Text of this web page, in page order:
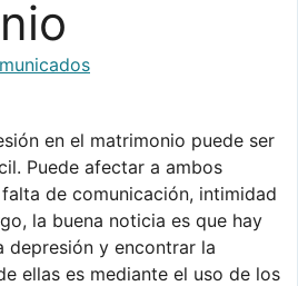
en el matrimonio puede ser
Puede afectar a ambos
de comunicación, intimidad
la buena noticia es que hay
depresión y encontrar la
ellas es mediante el uso de los